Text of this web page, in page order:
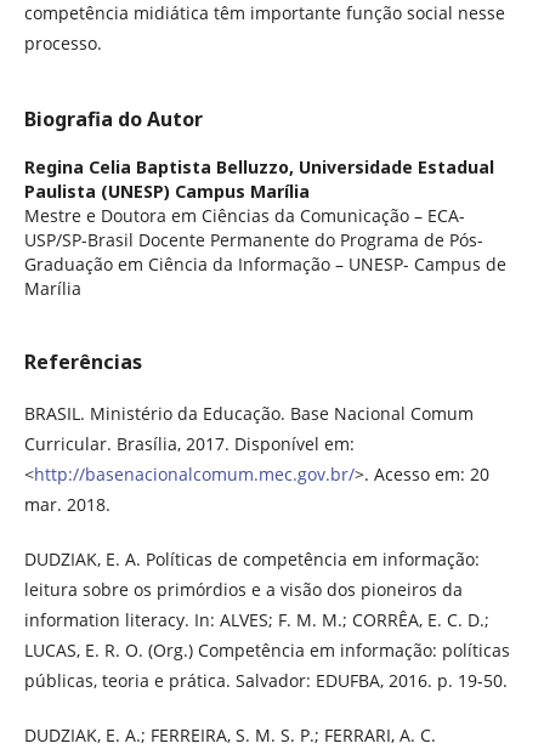
competência midiática têm importante função social nesse
processo.
Biografia do Autor
Regina Celia Baptista Belluzzo, Universidade Estadual
Paulista (UNESP) Campus Marília
Mestre e Doutora em Ciências da Comunicação – ECA-
USP/SP-Brasil Docente Permanente do Programa de Pós-
Graduação em Ciência da Informação – UNESP- Campus de
Marília
Referências
BRASIL. Ministério da Educação. Base Nacional Comum
Curricular. Brasília, 2017. Disponível em:
<http://basenacionalcomum.mec.gov.br/>. Acesso em: 20
mar. 2018.
DUDZIAK, E. A. Políticas de competência em informação:
leitura sobre os primórdios e a visão dos pioneiros da
information literacy. In: ALVES; F. M. M.; CORRÊA, E. C. D.;
LUCAS, E. R. O. (Org.) Competência em informação: políticas
públicas, teoria e prática. Salvador: EDUFBA, 2016. p. 19-50.
DUDZIAK, E. A.; FERREIRA, S. M. S. P.; FERRARI, A. C.